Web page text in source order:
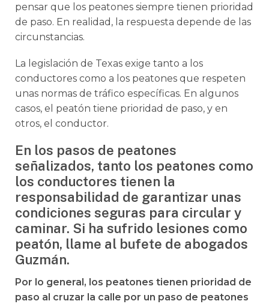
pensar que los peatones siempre tienen prioridad
de paso. En realidad, la respuesta depende de las
circunstancias.
La legislación de Texas exige tanto a los
conductores como a los peatones que respeten
unas normas de tráfico específicas. En algunos
casos, el peatón tiene prioridad de paso, y en
otros, el conductor.
En los pasos de peatones
señalizados, tanto los peatones como
los conductores tienen la
responsabilidad de garantizar unas
condiciones seguras para circular y
caminar. Si ha sufrido lesiones como
peatón, llame al bufete de abogados
Guzmán.
Por lo general, los peatones tienen prioridad de
paso al cruzar la calle por un paso de peatones